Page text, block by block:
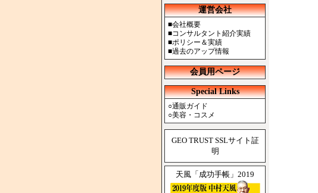
運営会社
■会社概要
■コンサルタント紹介実績
■ポリシー＆実績
■過去のアップ情報
会員用ページ
Special Links
○通販ガイド
○美容・コスメ
GEO TRUST SSLサイト証
明
天風「成功手帳」2019